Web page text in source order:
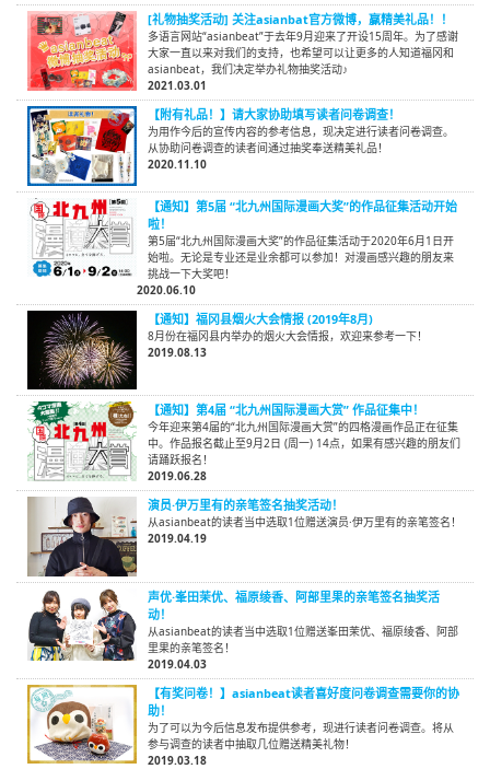
[礼物抽奖活动] 关注asianbat官方微博，赢精美礼品！！
多语言网站“asianbeat”于去年9月迎来了开设15周年。为了感谢
大家一直以来对我们的支持，也希望可以让更多的人知道福冈和
asianbeat，我们决定举办礼物抽奖活动♪
2021.03.01
【附有礼品！】请大家协助填写读者问卷调查！
为用作今后的宣传内容的参考信息，现决定进行读者问卷调查。
从协助问卷调查的读者间通过抽奖奉送精美礼品！
2020.11.10
【通知】第5届 “北九州国际漫画大奖”的作品征集活动开始
啦！
第5届“北九州国际漫画大奖”的作品征集活动于2020年6月1日开
始啦。无论是专业还是业余都可以参加！对漫画感兴趣的朋友来
挑战一下大奖吧！
2020.06.10
【通知】福冈县烟火大会情报 (2019年8月)
8月份在福冈县内举办的烟火大会情报，欢迎来参考一下！
2019.08.13
【通知】第4届 “北九州国际漫画大赏” 作品征集中！
今年迎来第4届的“北九州国际漫画大赏”的四格漫画作品正在征集
中。作品报名截止至9月2日 (周一) 14点，如果有感兴趣的朋友们
请踊跃报名！
2019.06.28
演员·伊万里有的亲笔签名抽奖活动！
从asianbeat的读者当中选取1位赠送演员·伊万里有的亲笔签名！
2019.04.19
声优·峯田茉优、福原绫香、阿部里果的亲笔签名抽奖活
动！
从asianbeat的读者当中选取1位赠送峯田茉优、福原绫香、阿部
里果的亲笔签名！
2019.04.03
【有奖问卷！】asianbeat读者喜好度问卷调查需要你的协
助！
为了可以为今后信息发布提供参考，现进行读者问卷调查。将从
参与调查的读者中抽取几位赠送精美礼物！
2019.03.18